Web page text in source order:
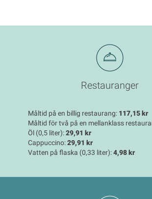
Restauranger
Måltid på en billig restaurang: 117,15 kr
Måltid för två på en mellanklass
Öl (0,5 liter):29,91 kr
Cappuccino:29,91 kr
Vatten på flaska (0,33 liter):4,98 kr